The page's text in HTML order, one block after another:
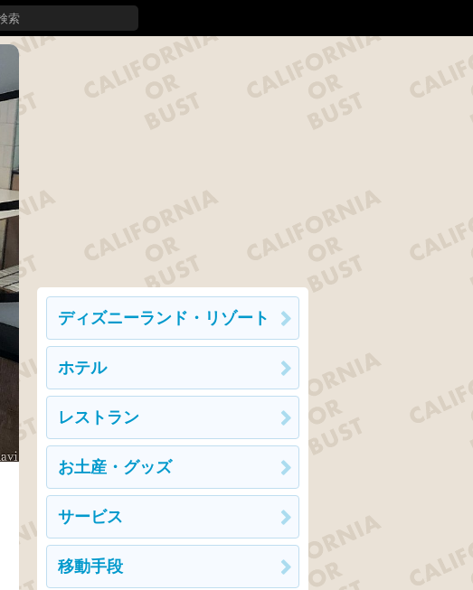
ディズニーランド・リゾート
ホテル
レストラン
お土産・グッズ
サービス
移動手段